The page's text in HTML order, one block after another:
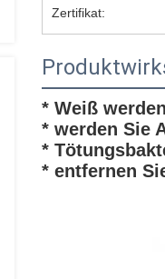
Zertifikat:
* Weiß
* werden Sie
*
* entfernen